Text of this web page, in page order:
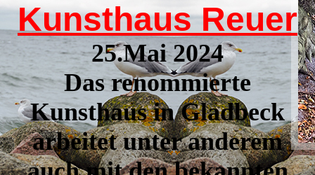
Kunsthaus Reuer
25.Mai 2024
Das renommierte
Kunsthaus in Gladbeck
arbeitet unter anderem